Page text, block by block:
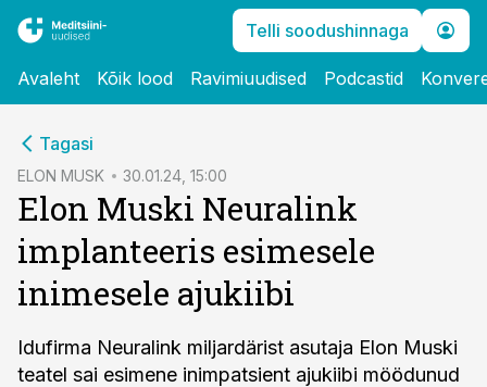
Telli soodushinnaga
Avaleht Kõik lood Ravimiuudised Podcastid
Tagasi
ELON MUSK 30.01.24, 15:00
Elon Muski Neuralink
implanteeris esimesele
inimesele ajukiibi
Idufirma Neuralink miljardärist asutaja Elon Muski
teatel sai esimene inimpatsient ajukiibi möödunud